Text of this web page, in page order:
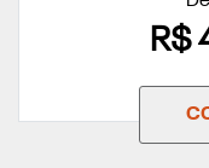
R$